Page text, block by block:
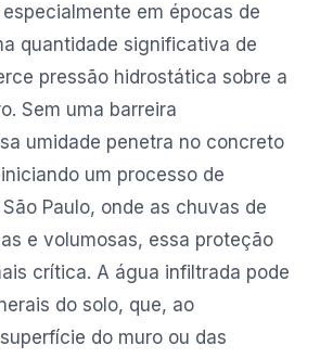
em épocas de
quantidade significativa de
pressão hidrostática sobre a
Sem uma barreira
umidade penetra no concreto
um processo de
Paulo, onde as chuvas de
e volumosas, essa proteção
crítica. A água infiltrada pode
do solo, que, ao
do muro ou das